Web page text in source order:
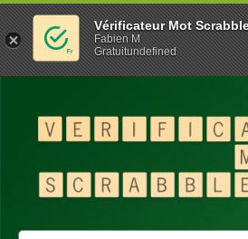
Vérificateur Mot
Fabien M
Gratuitundefined